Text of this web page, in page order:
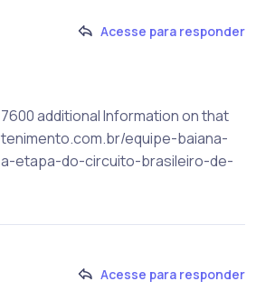
Acesse para responder
additional Information on that
equipe-baiana-
etapa-do-circuito-brasileiro-de-
Acesse para responder